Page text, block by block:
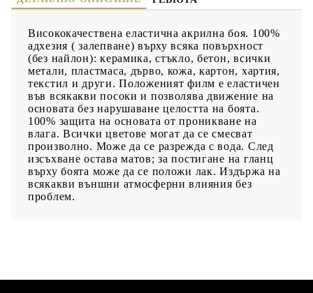
Висококачествена еластична акрилна боя. 100%
адхезия ( залепване) върху всяка повърхност
(без найлон): керамика, стъкло, бетон, всички
метали, пластмаса, дърво, кожа, картон, хартия,
текстил и други. Положеният филм е еластичен
във всякакви посоки и позволява движение на
основата без нарушаване целостта на боята.
100% защита на основата от проникване на
влага. Всички цветове могат да се смесват
произволно. Може да се разрежда с вода. След
изсъхване остава матов; за постигане на гланц
върху боята може да се положи лак. Издържа на
всякакви външни атмосферни влияния без
проблем.